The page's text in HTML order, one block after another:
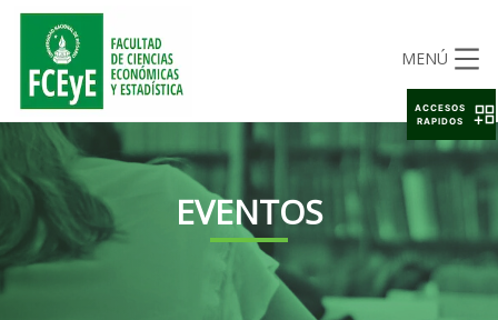
MENÚ
EVENTOS
ACCESOS
RAPIDOS